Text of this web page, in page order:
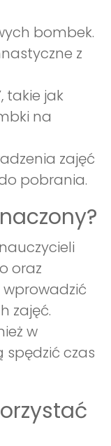
bombek.
z
takie jak
na
zajęć
pobrania.
oraz
zajęć.
w
czas